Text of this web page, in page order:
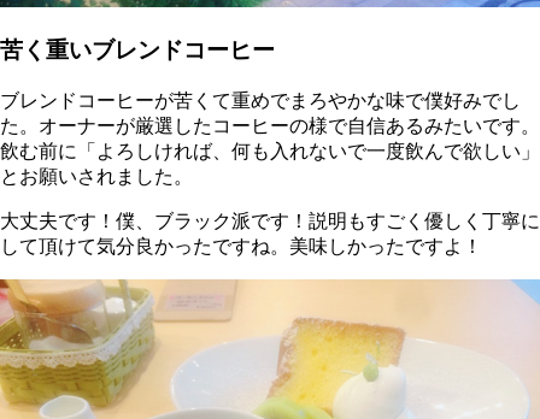
苦く重いブレンドコーヒー
ブレンドコーヒーが苦くて重めでまろやかな味で僕好みでし
た。オーナーが厳選したコーヒーの様で自信あるみたいです。
飲む前に「よろしければ、何も入れないで一度飲んで欲しい」
とお願いされました。
大丈夫です！僕、ブラック派です！説明もすごく優しく丁寧に
して頂けて気分良かったですね。美味しかったですよ！